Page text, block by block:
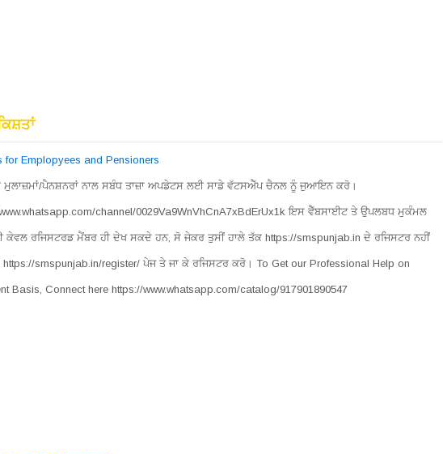
for Emplopyees and Pensioners
ਮੁਲਾਜ਼ਮਾਂ/ਪੈਨਸ਼ਨਰਾਂ ਨਾਲ ਸਬੰਧ ਤਾਜ਼ਾ ਅਪਡੇਟਸ ਲਈ ਸਾਡੇ ਵੱਟਸਐੱਪ ਚੈਨਲ ਨੂੰ ਜੁਆਇਨ ਕਰੋ।
channel/0029Va9WnVhCnA7xBdErUx1k ਇਸ ਵੈੱਬਸਾਈਟ ਤੇ ਉਪਲਬਧ ਮੁਕੰਮਲ
ਕੇਵਲ ਰਜਿਸਟਰਡ ਮੈਂਬਰ ਹੀ ਦੇਖ ਸਕਦੇ ਹਨ, ਸੋ ਜੇਕਰ ਤੁਸੀਂ ਹਾਲੇ ਤੱਕ https://smspunjab.in ਦੇ ਰਜਿਸਟਰ ਨਹੀਂ
https://smspunjab.in/register/ ਪੇਜ ਤੇ ਜਾ ਕੇ ਰਜਿਸਟਰ ਕਰੋ। To Get our Professional Help on
Basis, Connect here https://www.whatsapp.com/catalog/917901890547